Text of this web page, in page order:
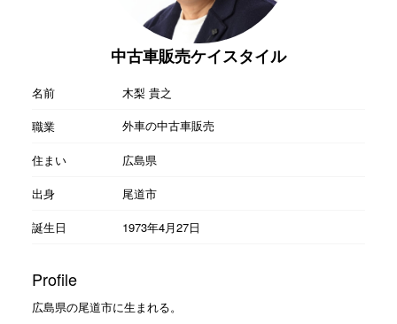
中古車販売ケイスタイル
名前
木梨 貴之
職業
外車の中古車販売
住まい
広島県
出身
尾道市
誕生日
1973年4月27日
Profile
広島県の尾道市に生まれる。